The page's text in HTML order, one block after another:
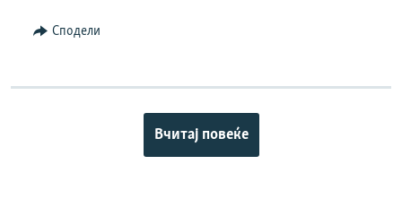
Сподели
Вчитај повеќе